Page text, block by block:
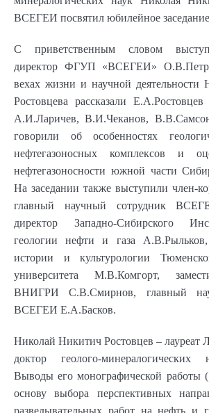
ВСЕГЕИ посвятил юбилейное
С приветственным словом
директор ФГУП «ВСЕГЕИ»
вехах жизни и научной деятельности
Ростовцева рассказали
А.И.Ларичев, В.И.Чеканов,
говорили об особенностях
нефтегазоносных комплексов и
нефтегазоносности южной части
На заседании также выступили член-
главный научный сотрудник
директор Западно-Сибирского
геологии нефти и газа
истории и культурологии
университета М.В.Комгорт,
ВНИГРИ С.В.Смирнов, главный
ВСЕГЕИ Е.А.Басков.
Николай Никитич Ростовцев – лауреат
доктор геолого-минералогических
Выводы его монографической работы
основу выбора перспективных
разведывательных работ на нефть и